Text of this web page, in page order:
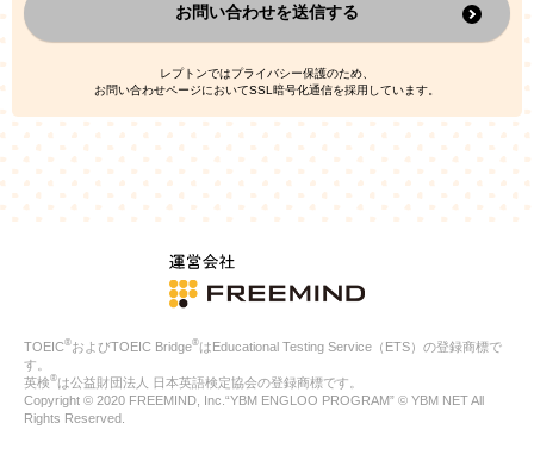
なお、この利用目的を超えた個人情報の取扱いは行いません。ま
た、これ以外の目的で個人情報を利用することはありません。
人情報を、本人が特定されないデータに不可逆変換した上で第三
者広告配信事業者においてマッチングを行い、その結果に基づい
て広告を配信することがあります。第三者広告配信事業者が、こ
れらの情報を広告配信以外の目的で利用することはありません。
4.
個人情報の第三者への提供
当社は、次の場合を除き、ご本人の同意なしに個人情報を第三者
に提供することはありません。
ご本人の同意がある場合
法令に基づく場合
人の生命、身体または財産の保護のために必要がある場合であ
公衆衛生の向上または児童の健全な育成の推進のために特に必
合
特定した利用目的の達成に必要な範囲内において、個人情報の
お問い合わせを送信する
レプトンではプライバシー保護のため、
お問い合わせページにおいてSSL暗号化通信を採用しています。
TOEIC®およびTOEIC Bridge®はEducational Testing Service（ETS）の登録商標で
す。
英検®は公益財団法人 日本英語検定協会の登録商標です。
Copyright © 2020 FREEMIND, Inc.“YBM ENGLOO PROGRAM” © YBM NET All
Rights Reserved.